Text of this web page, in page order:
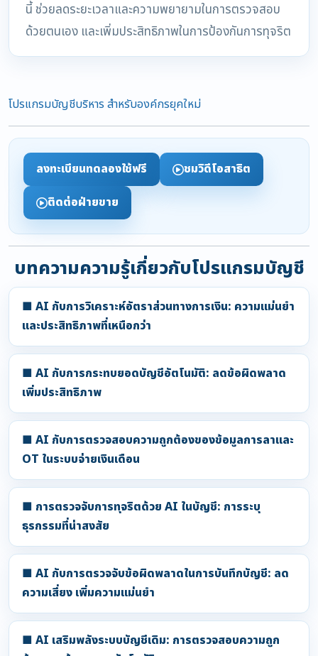
นี้ ช่วยลดระยะเวลาและความพยายามในการตรวจสอบ
ด้วยตนเอง และเพิ่มประสิทธิภาพในการป้องกันการทุจริต
โปรแกรมบัญชีบริหาร สำหรับองค์กรยุคใหม่
ลงทะเบียนทดลองใช้ฟรี
ชมวิดีโอสาธิต
ติดต่อฝ่ายขาย
บทความความรู้เกี่ยวกับโปรแกรมบัญชี
■ AI กับการวิเคราะห์อัตราส่วนทางการเงิน: ความแม่นยำ
และประสิทธิภาพที่เหนือกว่า
■ AI กับการกระทบยอดบัญชีอัตโนมัติ: ลดข้อผิดพลาด
เพิ่มประสิทธิภาพ
■ AI กับการตรวจสอบความถูกต้องของข้อมูลการลาและ
OT ในระบบจ่ายเงินเดือน
■ การตรวจจับการทุจริตด้วย AI ในบัญชี: การระบุ
ธุรกรรมที่น่าสงสัย
■ AI กับการตรวจจับข้อผิดพลาดในการบันทึกบัญชี: ลด
ความเสี่ยง เพิ่มความแม่นยำ
■ AI เสริมพลังระบบบัญชีเดิม: การตรวจสอบความถูก